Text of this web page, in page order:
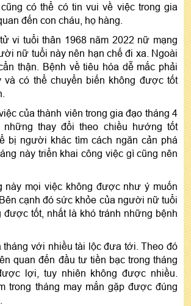
có thể có tin vui về việc trong gia
đến con cháu, họ hàng.
vi tuổi thân 1968 năm 2022 nữ mạng
nữ tuổi này nên hạn chế đi xa. Ngoài
thận. Bệnh về tiêu hóa dễ mắc phải
và có thể chuyển biến không được tốt
của thành viên trong gia đạo tháng 4
thay đổi theo chiều hướng tốt
bị người khác tìm cách ngăn cản phá
này triển khai công việc gì cũng nên
này mọi việc không được như ý muốn
cạnh đó sức khỏe của người nữ tuổi
được tốt, nhất là khó tránh những bệnh
tháng với nhiều tài lộc đưa tới. Theo đó
quan đến đầu tư tiền bạc trong tháng
lợi, tuy nhiên không được nhiều.
trong tháng may mắn gặp được đúng